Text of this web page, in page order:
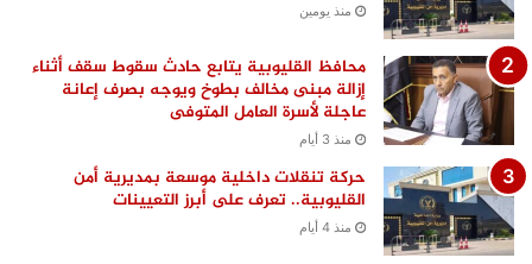
منذ يومين
محافظ القليوبية يتابع حادث سقوط سقف أثناء
إزالة مبنى مخالف بطوخ ويوجه بصرف إعانة
عاجلة لأسرة العامل المتوفى
منذ 3 أيام
حركة تنقلات داخلية موسعة بمديرية أمن
القليوبية.. تعرف على أبرز التعيينات
منذ 4 أيام